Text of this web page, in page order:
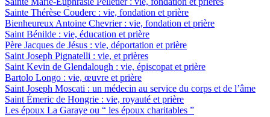
Sainte Thérèse Couderc : vie, fondation et prière
Bienheureux Antoine Chevrier : vie, fondation et prière
Saint Bénilde : vie, éducation et prière
Père Jacques de Jésus : vie, déportation et prière
Saint Joseph Pignatelli : vie, et prières
Saint Kevin de Glendalough : vie, épiscopat et prière
Bartolo Longo : vie, œuvre et prière
Saint Joseph Moscati : un médecin au service du corps et de l’âme
Saint Émeric de Hongrie : vie, royauté et prière
Les époux La Garaye ou “ les époux charitables ”